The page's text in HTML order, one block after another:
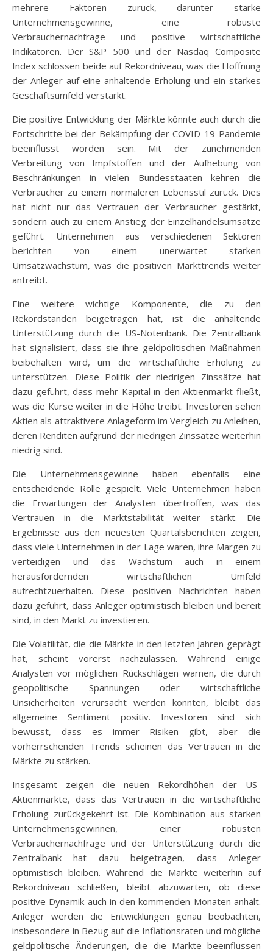
mehrere Faktoren zurück, darunter starke
Unternehmensgewinne, eine robuste
Verbrauchernachfrage und positive wirtschaftliche
Indikatoren. Der S&P 500 und der Nasdaq Composite
Index schlossen beide auf Rekordniveau, was die Hoffnung
der Anleger auf eine anhaltende Erholung und ein starkes
Geschäftsumfeld verstärkt.
Die positive Entwicklung der Märkte könnte auch durch die
Fortschritte bei der Bekämpfung der COVID-19-Pandemie
beeinflusst worden sein. Mit der zunehmenden
Verbreitung von Impfstoffen und der Aufhebung von
Beschränkungen in vielen Bundesstaaten kehren die
Verbraucher zu einem normaleren Lebensstil zurück. Dies
hat nicht nur das Vertrauen der Verbraucher gestärkt,
sondern auch zu einem Anstieg der Einzelhandelsumsätze
geführt. Unternehmen aus verschiedenen Sektoren
berichten von einem unerwartet starken
Umsatzwachstum, was die positiven Markttrends weiter
antreibt.
Eine weitere wichtige Komponente, die zu den
Rekordständen beigetragen hat, ist die anhaltende
Unterstützung durch die US-Notenbank. Die Zentralbank
hat signalisiert, dass sie ihre geldpolitischen Maßnahmen
beibehalten wird, um die wirtschaftliche Erholung zu
unterstützen. Diese Politik der niedrigen Zinssätze hat
dazu geführt, dass mehr Kapital in den Aktienmarkt fließt,
was die Kurse weiter in die Höhe treibt. Investoren sehen
Aktien als attraktivere Anlageform im Vergleich zu Anleihen,
deren Renditen aufgrund der niedrigen Zinssätze weiterhin
niedrig sind.
Die Unternehmensgewinne haben ebenfalls eine
entscheidende Rolle gespielt. Viele Unternehmen haben
die Erwartungen der Analysten übertroffen, was das
Vertrauen in die Marktstabilität weiter stärkt. Die
Ergebnisse aus den neuesten Quartalsberichten zeigen,
dass viele Unternehmen in der Lage waren, ihre Margen zu
verteidigen und das Wachstum auch in einem
herausfordernden wirtschaftlichen Umfeld
aufrechtzuerhalten. Diese positiven Nachrichten haben
dazu geführt, dass Anleger optimistisch bleiben und bereit
sind, in den Markt zu investieren.
Die Volatilität, die die Märkte in den letzten Jahren geprägt
hat, scheint vorerst nachzulassen. Während einige
Analysten vor möglichen Rückschlägen warnen, die durch
geopolitische Spannungen oder wirtschaftliche
Unsicherheiten verursacht werden könnten, bleibt das
allgemeine Sentiment positiv. Investoren sind sich
bewusst, dass es immer Risiken gibt, aber die
vorherrschenden Trends scheinen das Vertrauen in die
Märkte zu stärken.
Insgesamt zeigen die neuen Rekordhöhen der US-
Aktienmärkte, dass das Vertrauen in die wirtschaftliche
Erholung zurückgekehrt ist. Die Kombination aus starken
Unternehmensgewinnen, einer robusten
Verbrauchernachfrage und der Unterstützung durch die
Zentralbank hat dazu beigetragen, dass Anleger
optimistisch bleiben. Während die Märkte weiterhin auf
Rekordniveau schließen, bleibt abzuwarten, ob diese
positive Dynamik auch in den kommenden Monaten anhält.
Anleger werden die Entwicklungen genau beobachten,
insbesondere in Bezug auf die Inflationsraten und mögliche
geldpolitische Änderungen, die die Märkte beeinflussen